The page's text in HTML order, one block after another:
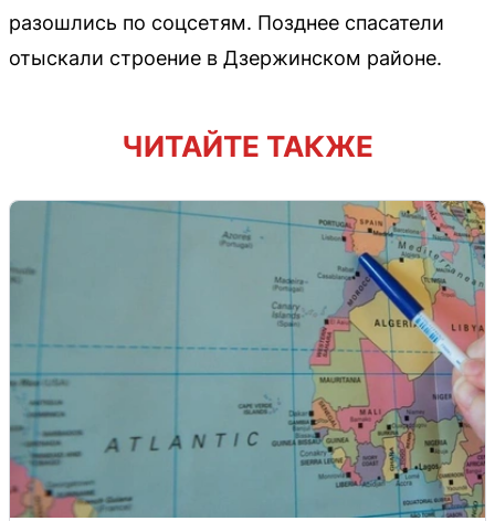
разошлись по соцсетям. Позднее спасатели
отыскали строение в Дзержинском районе.
ЧИТАЙТЕ ТАКЖЕ